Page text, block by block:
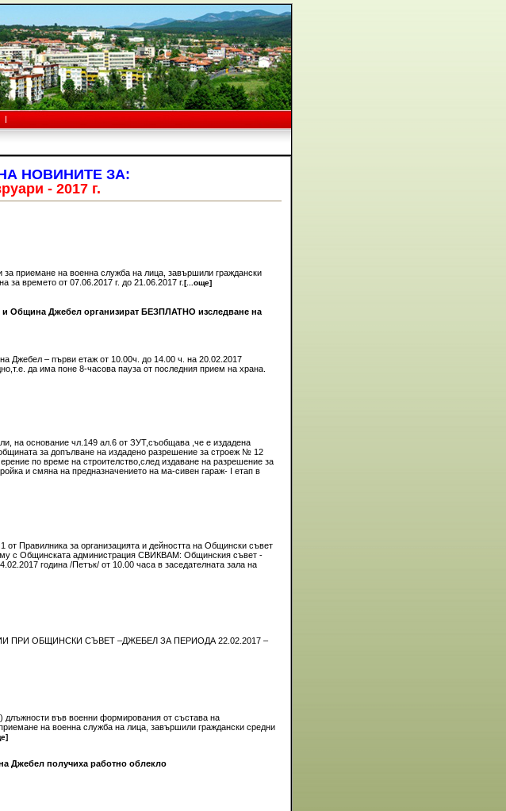
НОВИНИТЕ ЗА:
- 2017 г.
приемане на военна служба на лица, завършили граждански
времето от 07.06.2017 г. до 21.06.2017 г.[...още]
Община Джебел организират БЕЗПЛАТНО изследване на
Джебел – първи етаж от 10.00ч. до 14.00 ч. на 20.02.2017
да има поне 8-часова пауза от последния прием на храна.
на основание чл.149 ал.6 от ЗУТ,съобщава ,че е издадена
за допълване на издадено разрешение за строеж № 12
по време на строителство,след издаване на разрешение за
и смяна на предназначението на ма-сивен гараж- І етап в
Правилника за организацията и дейността на Общински съвет
му с Общинската администрация СВИКВАМ: Общинския съвет -
година /Петък/ от 10.00 часа в заседателната зала на
ОБЩИНСКИ СЪВЕТ –ДЖЕБЕЛ ЗА ПЕРИОДА 22.02.2017 –
длъжности във военни формирования от състава на
на военна служба на лица, завършили граждански средни
Джебел получиха работно облекло